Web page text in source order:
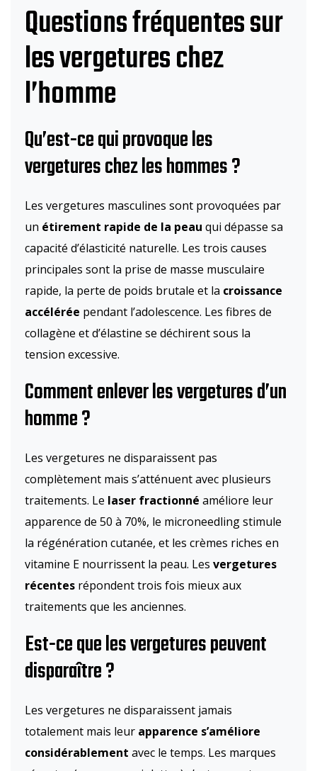
Questions fréquentes sur
les vergetures chez
l’homme
Qu’est-ce qui provoque les
vergetures chez les hommes ?
Les vergetures masculines sont provoquées par
un étirement rapide de la peau qui dépasse sa
capacité d’élasticité naturelle. Les trois causes
principales sont la prise de masse musculaire
rapide, la perte de poids brutale et la croissance
accélérée pendant l’adolescence. Les fibres de
collagène et d’élastine se déchirent sous la
tension excessive.
Comment enlever les vergetures d’un
homme ?
Les vergetures ne disparaissent pas
complètement mais s’atténuent avec plusieurs
traitements. Le laser fractionné améliore leur
apparence de 50 à 70%, le microneedling stimule
la régénération cutanée, et les crèmes riches en
vitamine E nourrissent la peau. Les vergetures
récentes répondent trois fois mieux aux
traitements que les anciennes.
Est-ce que les vergetures peuvent
disparaître ?
Les vergetures ne disparaissent jamais
totalement mais leur apparence s’améliore
considérablement avec le temps. Les marques